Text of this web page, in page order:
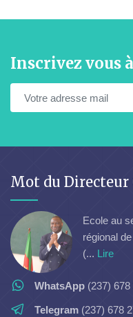
Inscrivez vous
Mot du Directeur
Ecole au
régional
(... Lire
WhatsApp (237)
Telegram (237) 678